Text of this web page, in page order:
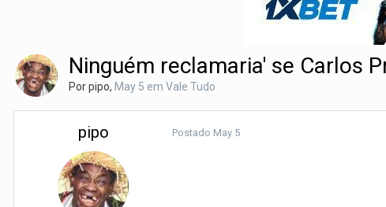
Ninguém reclamaria' se Carlos
Porpipo, May 5 em Vale Tudo
pipo Postado May 5